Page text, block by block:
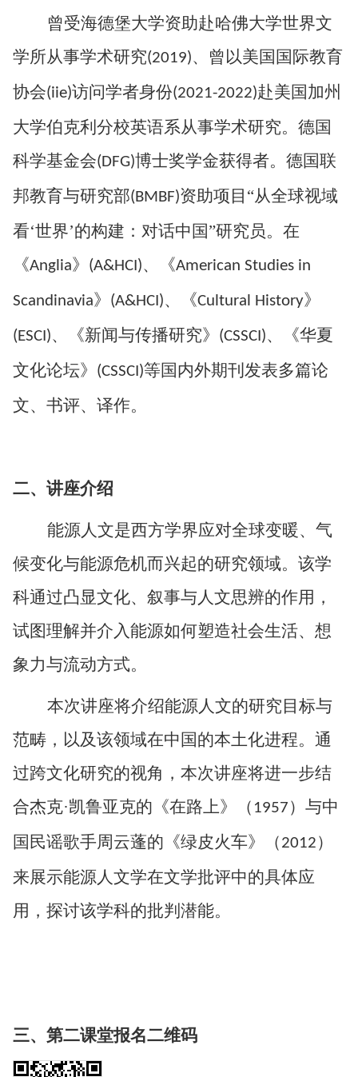
曾受海德堡大学资助赴哈佛大学世界文
学所从事学术研究(2019)、曾以美国国际教育
协会(iie)访问学者身份(2021-2022)赴美国加州
大学伯克利分校英语系从事学术研究。德国
科学基金会(DFG)博士奖学金获得者。德国联
邦教育与研究部(BMBF)资助项目“从全球视域
看‘世界’的构建：对话中国”研究员。在
《Anglia》 (A&HCI)、《American Studies in
Scandinavia》 (A&HCI)、《Cultural History》
(ESCI)、《新闻与传播研究》 (CSSCI)、《华夏
文化论坛》
(CSSCI)等国内外期刊发表多篇论
文、书评、译作。
二、讲座介绍
能源人文是西方学界应对全球变暖、气
候变化与能源危机而兴起的研究领域。该学
科通过凸显文化、叙事与人文思辨的作用，
试图理解并介入能源如何塑造社会生活、想
象力与流动方式。
本次讲座将介绍能源人文的研究目标与
范畴，以及该领域在中国的本土化进程。通
过跨文化研究的视角，本次讲座将进一步结
合杰克·凯鲁亚克的《在路上》（ 1957）与中
国民谣歌手周云蓬的《绿皮火车》（2012）
来展示能源人文学在文学批评中的具体应
用，探讨该学科的批判潜能。
三、 第二课堂报名二维码